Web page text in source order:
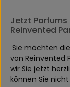
Jetzt Parfums
Reinvented
Sie möchten
von Reinvented
wir Sie jetzt
können Sie